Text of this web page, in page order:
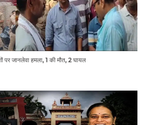
पर जानलेवा हमला, 1 की मौत, 2 घायल